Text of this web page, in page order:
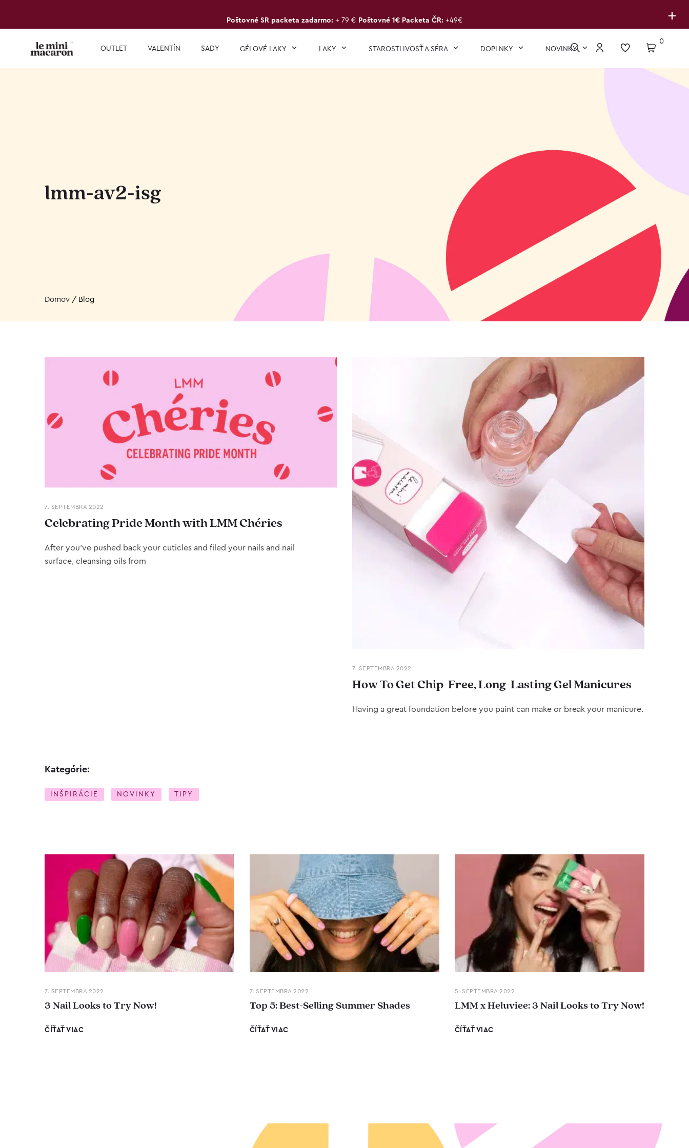
+
Poštovné SR packeta zadarmo: + 79 € Poštovné 1€ Packeta ČR: +49€
OUTLET VALENTÍN SADY GÉLOVÉ LAKY LAKY STAROSTLIVOSŤ A SÉRA DOPLNKY NOVINKY
0
lmm-av2-isg
Domov / Blog
7. SEPTEMBRA 2022
Celebrating Pride Month with LMM Chéries
After you’ve pushed back your cuticles and filed your nails and nail
surface, cleansing oils from
7. SEPTEMBRA 2022
How To Get Chip-Free, Long-Lasting Gel Manicures
Having a great foundation before you paint can make or break your manicure.
Kategórie:
INŠPIRÁCIE NOVINKY TIPY
7. SEPTEMBRA 2022
3 Nail Looks to Try Now!
ČÍŤAŤ VIAC
7. SEPTEMBRA 2022
Top 5: Best-Selling Summer Shades
ČÍŤAŤ VIAC
5. SEPTEMBRA 2022
LMM x Heluviee: 3 Nail Looks to Try Now!
ČÍŤAŤ VIAC